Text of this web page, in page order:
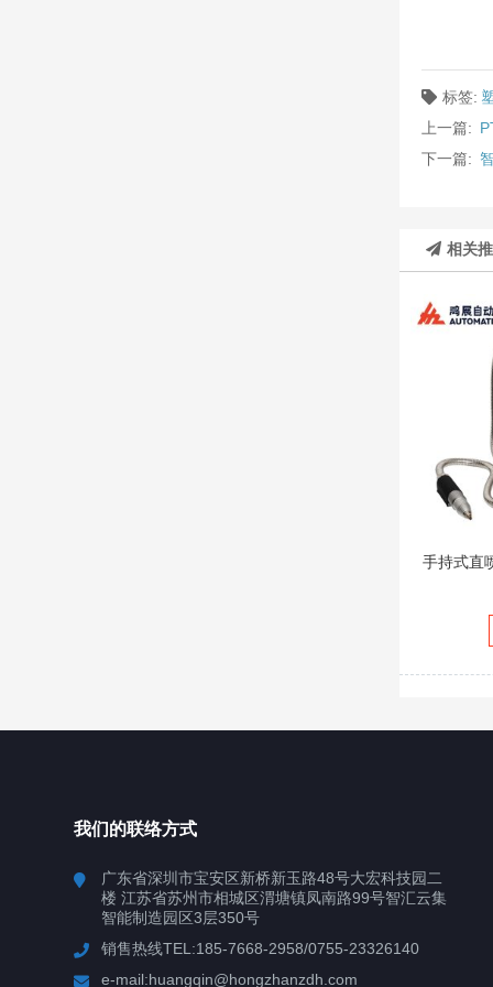
标签:
上一篇:
下一篇:
相关
手持式直
我们的联络方式
广东省深圳市宝安区新桥新玉路48号大宏科技园二
楼 江苏省苏州市相城区渭塘镇凤南路99号智汇云集
智能制造园区3层350号
销售热线TEL:185-7668-2958/0755-23326140
e-mail:huangqin@hongzhanzdh.com